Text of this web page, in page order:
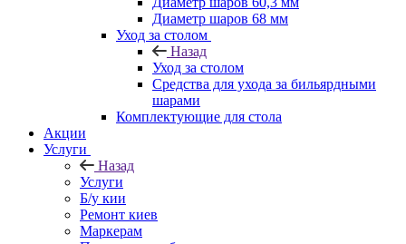
Диаметр шаров 68 мм
Уход за столом
Назад
Уход за столом
Средства для ухода за бильярдными
шарами
Комплектующие для стола
Акции
Услуги
Назад
Услуги
Б/у кии
Ремонт киев
Маркерам